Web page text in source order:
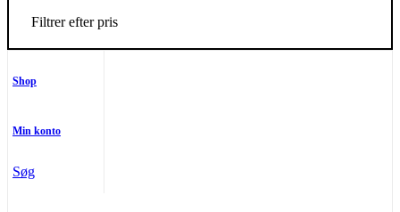
Filtrer efter pris
Shop
Min konto
Søg